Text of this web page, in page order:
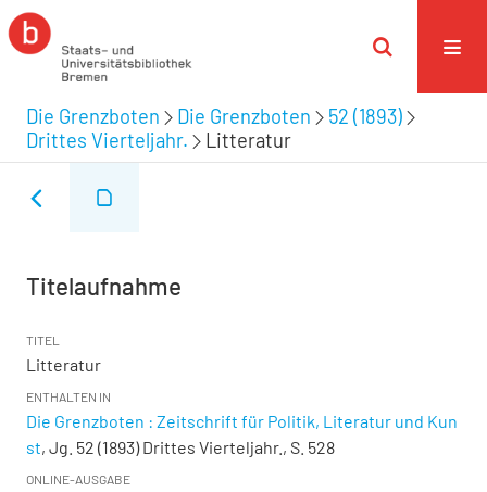
Die Grenzboten Die Grenzboten
52 (1893)
Drittes Vierteljahr.
Litteratur
Titelaufnahme
TITEL
Litteratur
ENTHALTEN IN
Die Grenzboten : Zeitschrift für Politik, Literatur und Kun
st, Jg. 52 (1893) Drittes Vierteljahr., S. 528
ONLINE-AUSGABE